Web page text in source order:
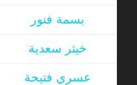
بسمة فنور
خيثر سعدية
عسري فتيحة